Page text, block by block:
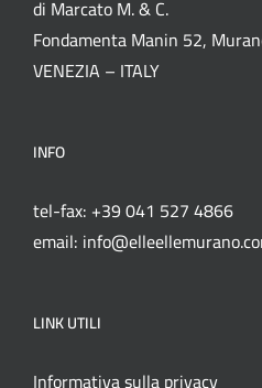
di Marcato M. & C.
Fondamenta Manin 52,
VENEZIA – ITALY
INFO
tel-fax: +39 041 527 4866
email:
LINK UTILI